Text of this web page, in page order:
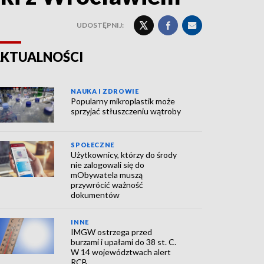
UDOSTĘPNIJ:
NAUKA I ZDROWIE
Popularny mikroplastik może
sprzyjać stłuszczeniu wątroby
SPOŁECZNE
Użytkownicy, którzy do środy
nie zalogowali się do
mObywatela muszą
przywrócić ważność
dokumentów
INNE
IMGW ostrzega przed
burzami i upałami do 38 st. C.
W 14 województwach alert